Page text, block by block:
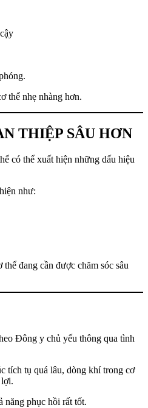
thể nhẹ nhàng hơn.
THIỆP SÂU HƠN
có thể xuất hiện những dấu hiệu
như:
đang cần được chăm sóc sâu
Đông y chủ yếu thông qua tình
tích tụ quá lâu, dòng khí trong cơ
năng phục hồi rất tốt.